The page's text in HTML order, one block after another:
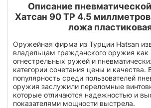
Описание
Хатсан 90 ТР 4.5
ложа
Оружейная фирма из Турции Hatsan
владельцам гражданского оружия как
огнестрельных ружей и
категории сочетания цены и
популярность среди пользователей
оружия заслужили переломные
которые отличаются надежностью и
показателями мощности выстрела.